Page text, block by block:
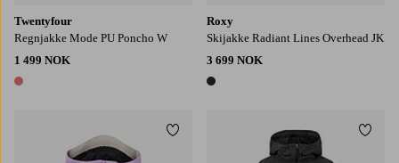
Twentyfour
Regnjakke Mode PU Poncho W
1 499 NOK
1 farge
Roxy
Skijakke Radiant Lines Overhead JK
3 699 NOK
1 farge
Legg til favoritter